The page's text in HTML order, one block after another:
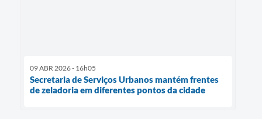
09 ABR 2026 - 16h05
Secretaria de Serviços Urbanos mantém frentes
de zeladoria em diferentes pontos da cidade